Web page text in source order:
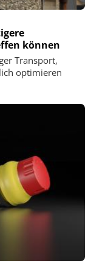
können
Transport,
optimieren